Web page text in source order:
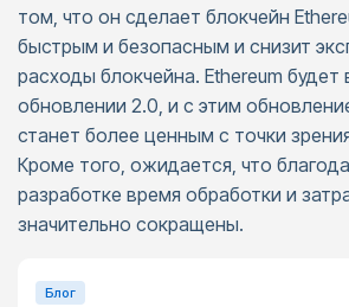
том, что он сделает блокчейн
быстрым и безопасным и снизит
расходы блокчейна. Ethereum
обновлении 2.0, и с этим
станет более ценным с точки
Кроме того, ожидается, что
разработке время обработки и
значительно сокращены.
Блог